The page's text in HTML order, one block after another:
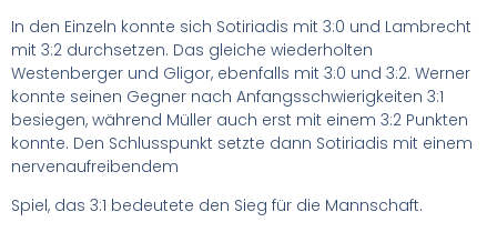
In den Einzeln konnte sich Sotiriadis mit 3:0 und Lambrecht
mit 3:2 durchsetzen. Das gleiche wiederholten
Westenberger und Gligor, ebenfalls mit 3:0 und 3:2. Werner
konnte seinen Gegner nach Anfangsschwierigkeiten 3:1
besiegen, während Müller auch erst mit einem 3:2 Punkten
konnte. Den Schlusspunkt setzte dann Sotiriadis mit einem
nervenaufreibendem
Spiel, das 3:1 bedeutete den Sieg für die Mannschaft.